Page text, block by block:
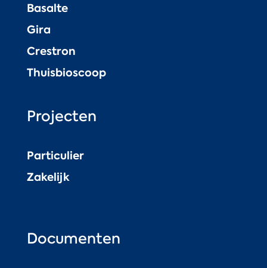
Basalte
Gira
Crestron
Thuisbioscoop
Projecten
Particulier
Zakelijk
Documenten